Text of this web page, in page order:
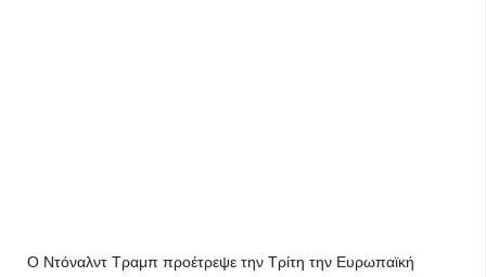
Ο Ντόναλντ Τραμπ προέτρεψε την Τρίτη την Ευρωπαϊκή